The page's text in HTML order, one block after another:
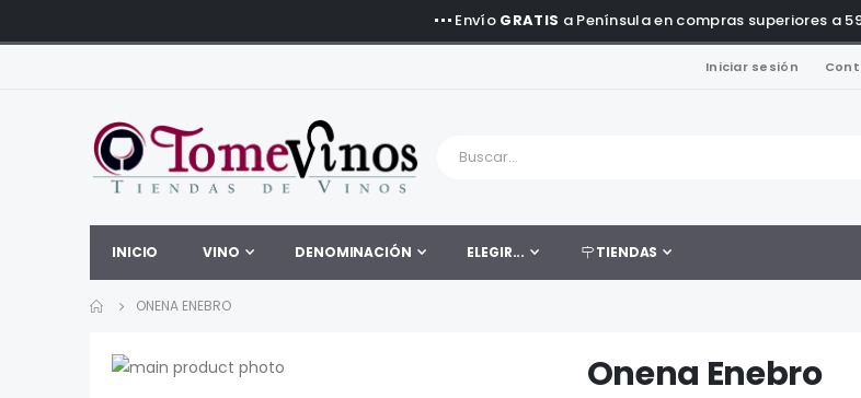
Envío GRATIS a Península en compras superiores a
Iniciar sesión
INICIO VINO DENOMINACIÓN ELEGIR... TIENDAS
ONENA ENEBRO
Saltar
Onena Enebro